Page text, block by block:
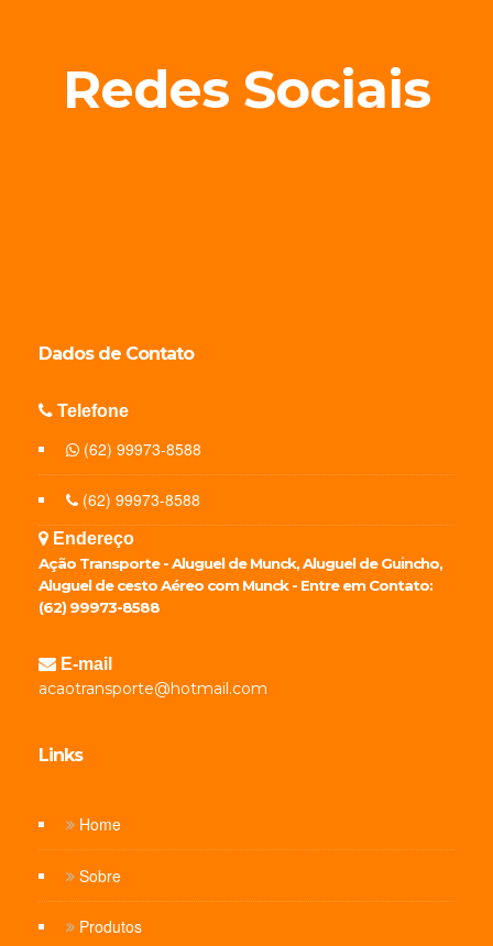
Redes Sociais
Dados de Contato
Telefone
(62) 99973-8588
(62) 99973-8588
Endereço
Ação Transporte - Aluguel de Munck, Aluguel de Guincho,
Aluguel de cesto Aéreo com Munck - Entre em Contato:
(62) 99973-8588
E-mail
acaotransporte@hotmail.com
Links
Home
Sobre
Produtos